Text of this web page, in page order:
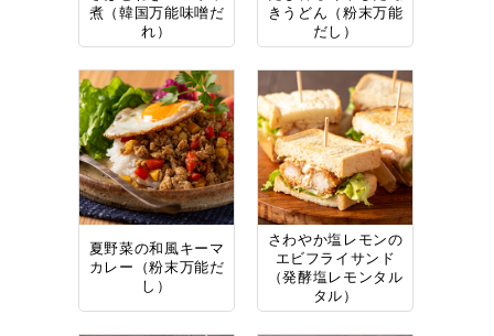
煮（韓国万能味噌だ
れ）
きうどん（粉末万能
だし）
夏野菜の和風キーマ
カレー（粉末万能だ
し）
さわやか塩レモンの
エビフライサンド
（発酵塩レモンタル
タル）